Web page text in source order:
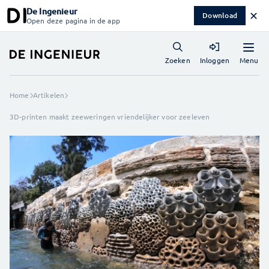
De Ingenieur
Open deze pagina in de app Download ✕
Menu
Zoeken Inloggen
Home Artikelen
3D-printen maakt zeeweringen vriendelijker voor zeeleven